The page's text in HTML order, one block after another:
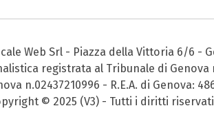
Web Srl - Piazza della Vittoria 6/6 -
registrata al Tribunale di Genova
n.02437210996 - R.E.A. di Genova:
© 2025 (V3) - Tutti i diritti riservati